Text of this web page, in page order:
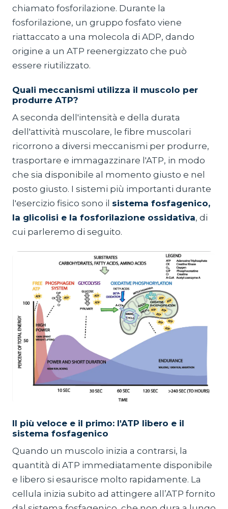
chiamato fosforilazione. Durante la
fosforilazione, un gruppo fosfato viene
riattaccato a una molecola di ADP, dando
origine a un ATP reenergizzato che può
essere riutilizzato.
Quali meccanismi utilizza il muscolo per
produrre ATP?
A seconda dell'intensità e della durata
dell'attività muscolare, le fibre muscolari
ricorrono a diversi meccanismi per produrre,
trasportare e immagazzinare l'ATP, in modo
che sia disponibile al momento giusto e nel
posto giusto. I sistemi più importanti durante
l'esercizio fisico sono il sistema fosfagenico,
la glicolisi e la fosforilazione ossidativa, di
cui parleremo di seguito.
Il più veloce e il primo: l'ATP libero e il
sistema fosfagenico
Quando un muscolo inizia a contrarsi, la
quantità di ATP immediatamente disponibile
e libero si esaurisce molto rapidamente. La
cellula inizia subito ad attingere all’ATP fornito